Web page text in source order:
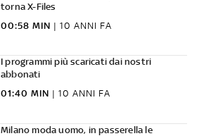
torna X-Files
00:58 MIN | 10 ANNI FA
I programmi più scaricati dai nostri
abbonati
01:40 MIN | 10 ANNI FA
Milano moda uomo, in passerella le